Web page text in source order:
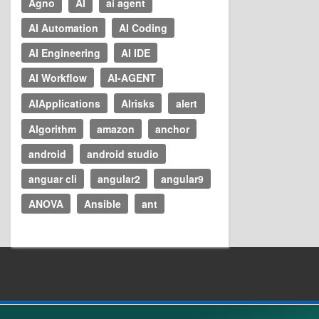
AI Automation
AI Coding
AI Engineering
AI IDE
AI Workflow
AI-AGENT
AIApplications
AIrisks
alert
Algorithm
amazon
anchor
android
android studio
anguar cli
angular2
angular9
ANOVA
Ansible ant